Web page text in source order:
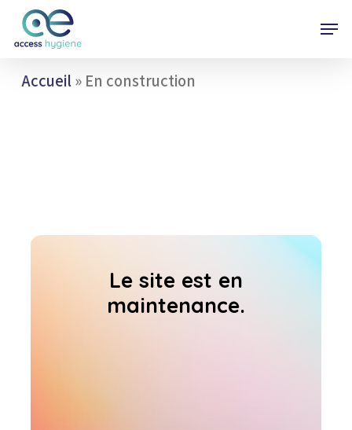
Menu
Accueil» En construction
Le site est en
maintenance.